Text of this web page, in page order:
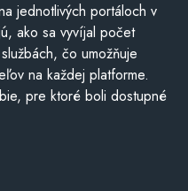
jednotlivých portáloch v
ako sa vyvíjal počet
čo umožňuje
na každej platforme.
pre ktoré boli dostupné